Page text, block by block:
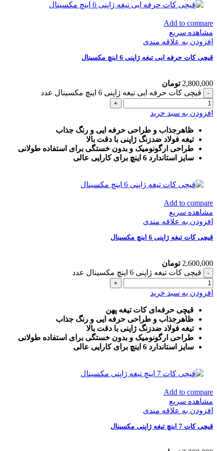
Add to compare
مشاهده سریع
افزودن به علاقه مندی
قیچی کات حرفه ایی تیغه ژاپنی 6 اینچ مکسینال
2,800,000 تومان
قیچی کات حرفه ایی تیغه ژاپنی 6 اینچ مکسینال عدد
افزودن به سبد خرید
ظاهرجذاب و طراحی حرفه ایی و رنگ جذاب
تیغه فولاد ضدزنگ ژاپنی با دقت بالا
طراحی ارگونومیک و بدون خستگی برای استفاده طولانی
سایز استاندارد 6 اینچ برای کارایی عالی
Add to compare
مشاهده سریع
افزودن به علاقه مندی
قیچی کات تیغه ژاپنی 6 اینچ مکسینال
2,600,000 تومان
قیچی کات تیغه ژاپنی 6 اینچ مکسینال عدد
افزودن به سبد خرید
قیچی حرفه‌ای کات تیغه پهن
ظاهرجذاب و طراحی حرفه ایی و رنگ جذاب
تیغه فولاد ضدزنگ ژاپنی با دقت بالا
طراحی ارگونومیک و بدون خستگی برای استفاده طولانی
سایز استاندارد 6 اینچ برای کارایی عالی
Add to compare
مشاهده سریع
افزودن به علاقه مندی
قیچی کات 7 اینچ تیغه ژاپنی مکسینال